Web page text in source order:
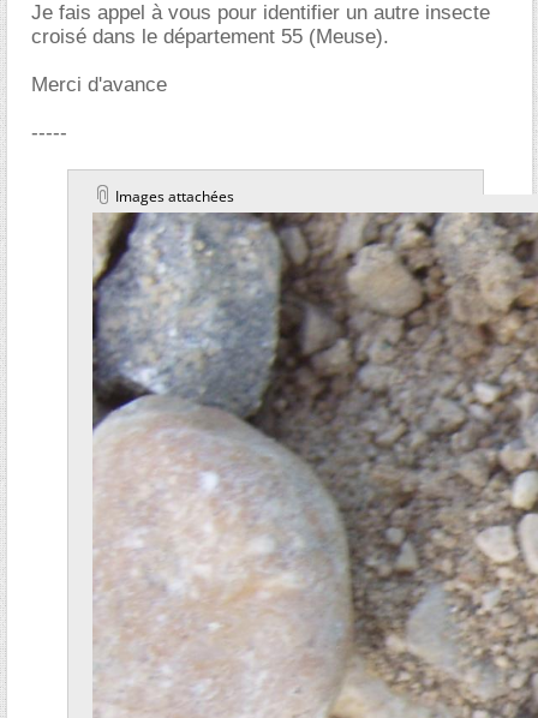
Je fais appel à vous pour identifier un autre insecte
croisé dans le département 55 (Meuse).
Merci d'avance
-----
Images attachées